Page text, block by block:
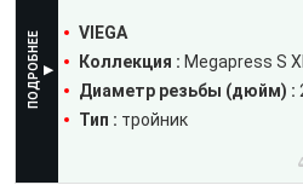
VIEGA
Коллекция : Megapress S
Диаметр резьбы (дюйм) :
Тип : тройник